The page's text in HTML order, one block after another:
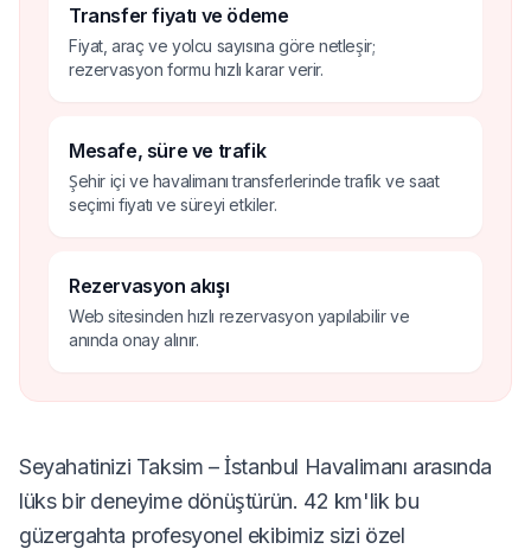
Transfer fiyatı ve ödeme
Fiyat, araç ve yolcu sayısına göre netleşir;
rezervasyon formu hızlı karar verir.
Mesafe, süre ve trafik
Şehir içi ve havalimanı transferlerinde trafik ve saat
seçimi fiyatı ve süreyi etkiler.
Rezervasyon akışı
Web sitesinden hızlı rezervasyon yapılabilir ve
anında onay alınır.
Seyahatinizi Taksim – İstanbul Havalimanı arasında
lüks bir deneyime dönüştürün. 42 km'lik bu
güzergahta profesyonel ekibimiz sizi özel